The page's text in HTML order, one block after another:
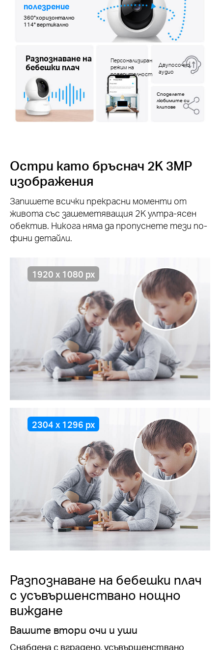
полезрение
360°хоризонтално
114° вертикално
Разпознаване на
бебешки плач
Персонализиран
режим на
поверителност
Двупосочно
аудио
Споделете
любимите си
клипове
Остри като бръснач 2K 3MP
изображения
Запишете всички прекрасни моменти от
живота със зашеметяващия 2K ултра-ясен
обектив. Никога няма да пропуснете тези по-
фини детайли.
1920 x 1080 px
2304 x 1296 px
Разпознаване на бебешки плач
с усъвършенствано нощно
виждане
Вашите втори очи и уши
Снабдена с вградено, усъвършенствано